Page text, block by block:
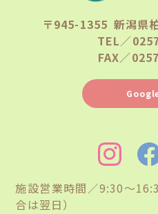
〒945-1355 新潟県
TEL／
FAX／
施設営業時間／9:30〜
合は翌日）